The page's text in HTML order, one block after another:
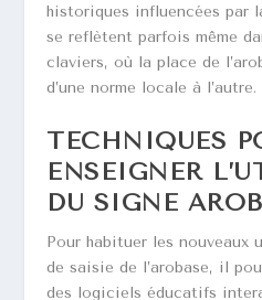
historiques influencées par
se reflètent parfois même
claviers, où la place de
d’une norme locale à l’autre.
TECHNIQUES
ENSEIGNER
DU SIGNE
Pour habituer les nouveaux
de saisie de l’arobase, il
des logiciels éducatifs